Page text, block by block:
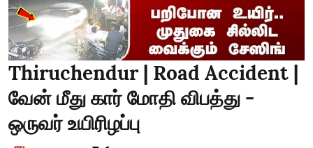
Thiruchendur | Road Accident |
வேன் மீது கார் மோதி விபத்து -
ஒருவர் உயிரிழப்பு